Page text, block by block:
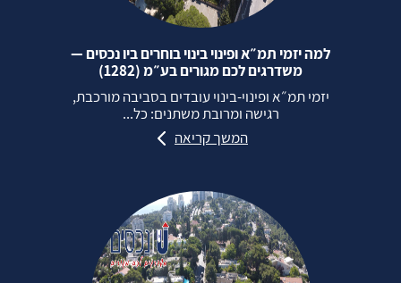
למה יזמי תמ״א ופינוי בינוי בוחרים ביו נכסים —
משדרגים לכם מגורים בע״מ (1282)
יזמי תמ״א ופינוי‑בינוי עובדים בסביבה מורכבת,
רגישה ומרובת משתנים: כל...
המשך קריאה